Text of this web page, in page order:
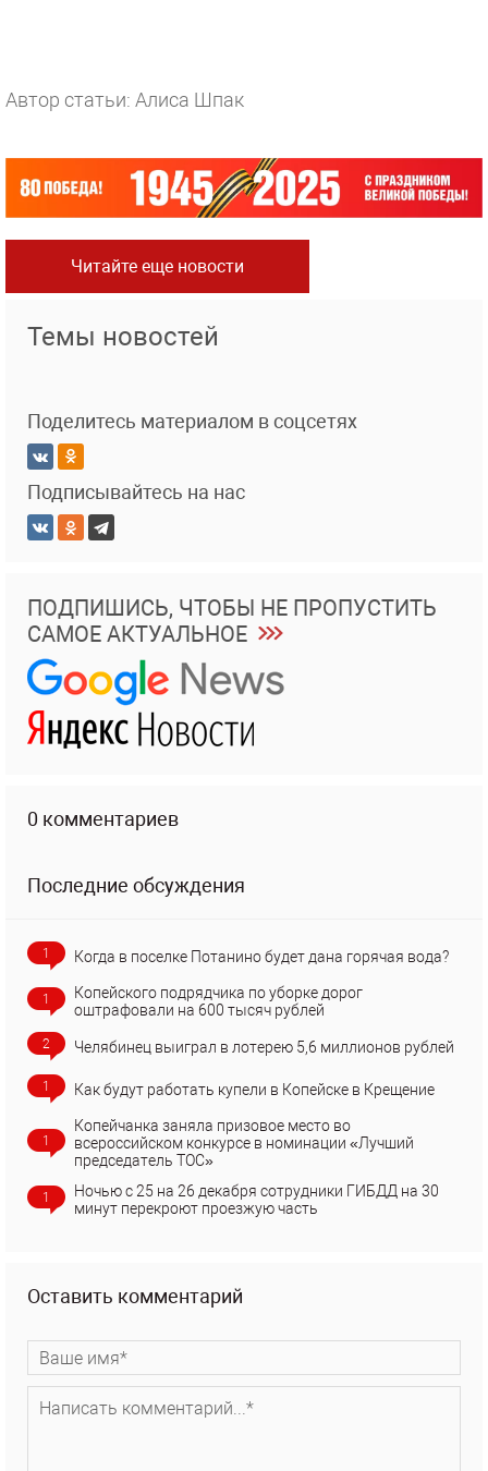
Автор статьи: Алиса Шпак
Читайте еще новости
Темы новостей
Поделитесь материалом в соцсетях
Подписывайтесь на нас
ПОДПИШИСЬ, ЧТОБЫ НЕ ПРОПУСТИТЬ
САМОЕ АКТУАЛЬНОЕ
0 комментариев
Последние обсуждения
1 Когда в поселке Потанино будет дана горячая вода?
1
Копейского подрядчика по уборке дорог
оштрафовали на 600 тысяч рублей
2 Челябинец выиграл в лотерею 5,6 миллионов рублей
1 Как будут работать купели в Копейске в Крещение
1
Копейчанка заняла призовое место во
всероссийском конкурсе в номинации «Лучший
председатель ТОС»
1
Ночью с 25 на 26 декабря сотрудники ГИБДД на 30
минут перекроют проезжую часть
Оставить комментарий